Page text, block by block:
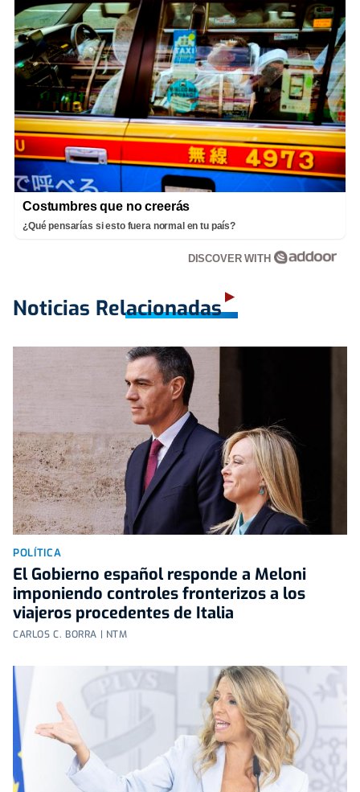
Costumbres que no creerás
¿Qué pensarías si esto fuera normal en tu país?
DISCOVER WITH
Noticias Relacionadas
POLÍTICA
El Gobierno español responde a Meloni
imponiendo controles fronterizos a los
viajeros procedentes de Italia
CARLOS C. BORRA | NTM